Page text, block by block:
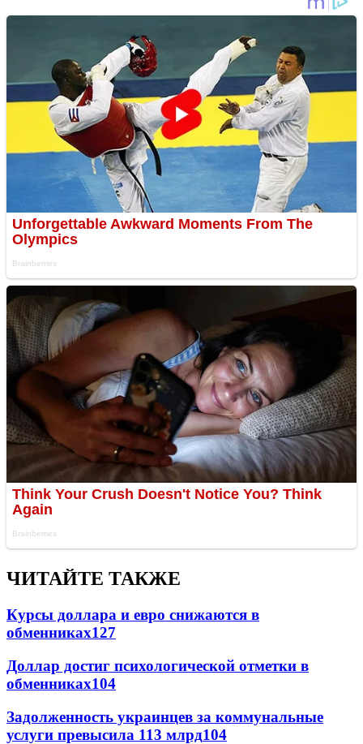
ЧИТАЙТЕ ТАКЖЕ
Курсы доллара и евро снижаются в
обменниках127
Доллар достиг психологической отметки в
обменниках104
Задолженность украинцев за коммунальные
услуги превысила 113 млрд104